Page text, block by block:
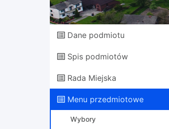
Dane podmiotu
Spis podmiotów
Rada Miejska
Menu przedmiotowe
Wybory